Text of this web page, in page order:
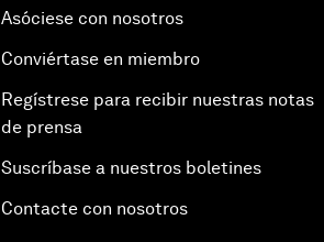
Asóciese con nosotros
Conviértase en miembro
Regístrese para recibir nuestras notas
de prensa
Suscríbase a nuestros boletines
Contacte con nosotros